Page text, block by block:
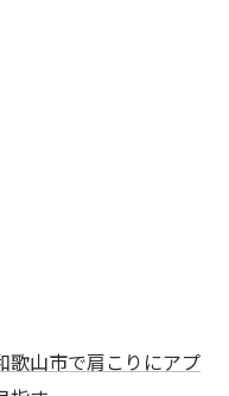
歌山市で肩こりにアプ